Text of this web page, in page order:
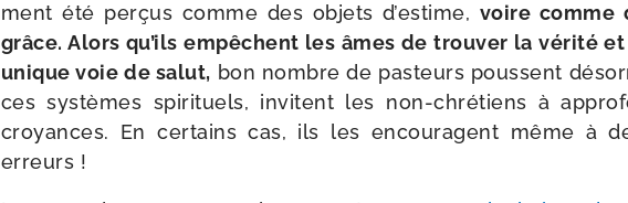
ment été per­çus comme des objets d’estime, voire comme
grâce. Alors qu’ils empêchent les âmes de trou­ver la véri­té et
unique voie de salut, bon nombre de pas­teurs poussent
ces sys­tèmes spi­ri­tuels, invitent les non-​chrétiens à
croyances. En cer­tains cas, ils les encou­ragent même à
erreurs !